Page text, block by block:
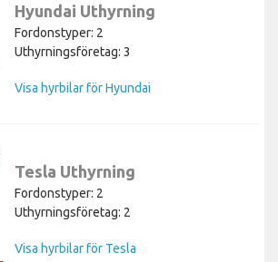
Hyundai Uthyrning
Fordonstyper: 2
Uthyrningsföretag: 3
Visa hyrbilar för Hyundai
Tesla Uthyrning
Fordonstyper: 2
Uthyrningsföretag: 2
Visa hyrbilar för Tesla